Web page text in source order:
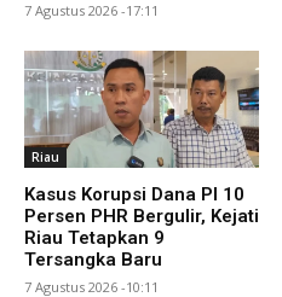
7 Agustus 2026 -17:11
Riau
Kasus Korupsi Dana PI 10
Persen PHR Bergulir, Kejati
Riau Tetapkan 9
Tersangka Baru
7 Agustus 2026 -10:11